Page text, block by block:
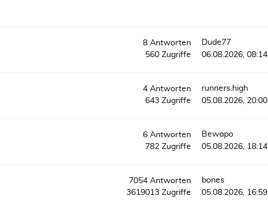
8Antworten
560Zugriffe
Dude77
06.08.2026, 08:14
4Antworten
643Zugriffe
runners.high
05.08.2026, 20:00
6Antworten
782Zugriffe
Bewapo
05.08.2026, 18:14
7054Antworten
3619013Zugriffe
bones
05.08.2026, 16:59